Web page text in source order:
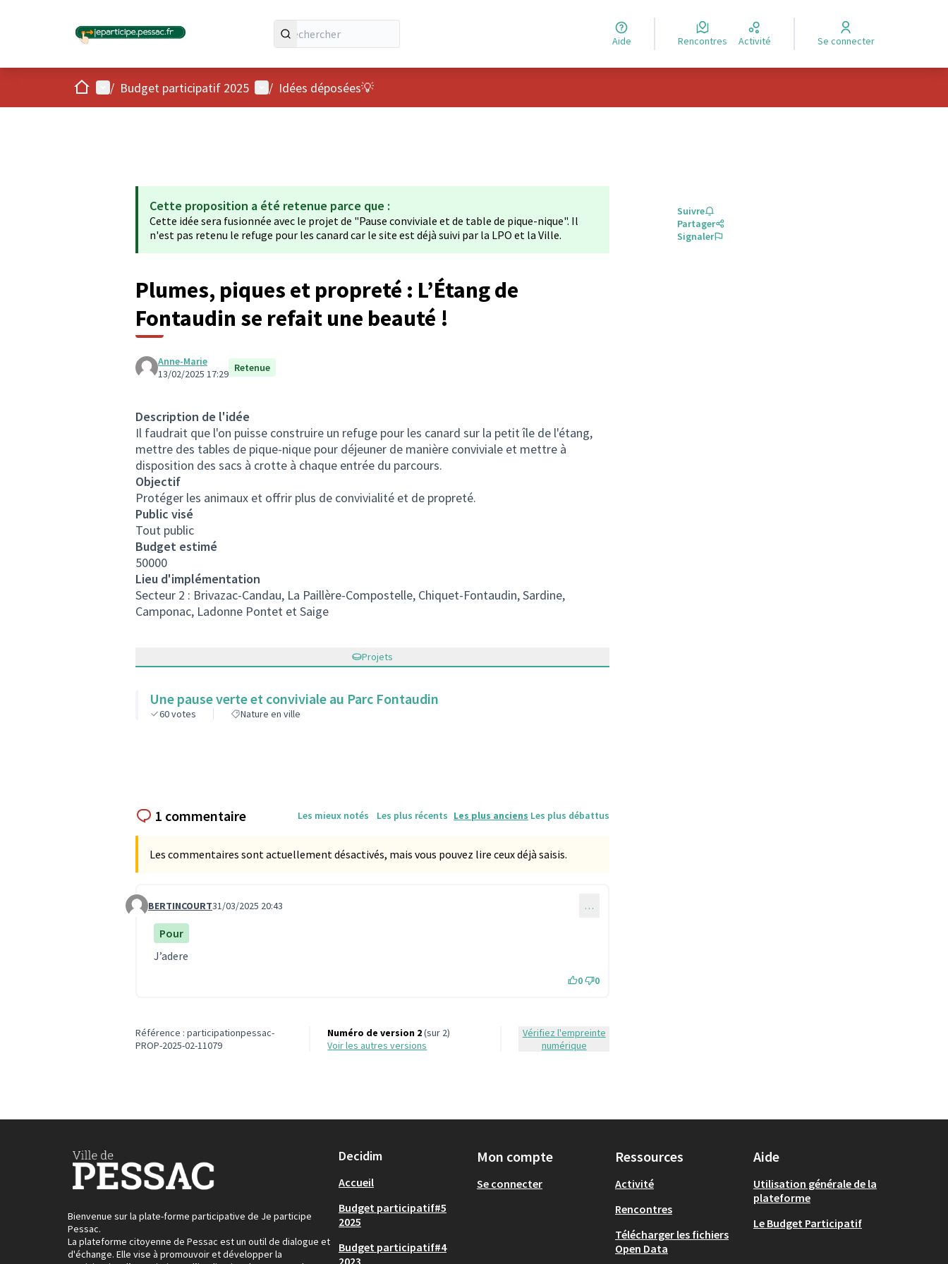
Aide Rencontres Activité Se connecter
AccueilMenu principal
/ Budget participatif 2025 Menu utilisateur
/ Idées déposées💡
Cette proposition a été retenue parce que :
Cette idée sera fusionnée avec le projet de "Pause conviviale et de table de pique-nique". Il
n'est pas retenu le refuge pour les canard car le site est déjà suivi par la LPO et la Ville.
Plumes, piques et propreté : L’Étang de
Fontaudin se refait une beauté !
Anne-Marie
13/02/2025 17:29 Retenue
Description de l'idée
Il faudrait que l'on puisse construire un refuge pour les canard sur la petit île de l'étang,
mettre des tables de pique-nique pour déjeuner de manière conviviale et mettre à
disposition des sacs à crotte à chaque entrée du parcours.
Objectif
Protéger les animaux et offrir plus de convivialité et de propreté.
Public visé
Tout public
Budget estimé
50000
Lieu d'implémentation
Secteur 2 : Brivazac-Candau, La Paillère-Compostelle, Chiquet-Fontaudin, Sardine,
Camponac, Ladonne Pontet et Saige
Projets
Une pause verte et conviviale au Parc Fontaudin
60votes Nature en ville
Suivre
Partager
Signaler
1 commentaire Les mieux notés Les plus récents Les plus anciens Les plus débattus
Les commentaires sont actuellement désactivés, mais vous pouvez lire ceux déjà saisis.
Commentaire 9665
BERTINCOURT31/03/2025 20:43 …
Pour
J’adere
0 0
Référence : participationpessac-
PROP-2025-02-11079
Numéro de version 2(sur 2)
voir les autres versions
Vérifiez l'empreinte
numérique
Bienvenue sur la plate-forme participative de Je participe
Pessac.
La plateforme citoyenne de Pessac est un outil de dialogue et
d'échange. Elle vise à promouvoir et développer la
Decidim
Accueil
Budget participatif#5
2025
Budget participatif#4
2023
Mon compte
Se connecter
Ressources
Activité
Rencontres
Télécharger les fichiers
Open Data
Aide
Utilisation générale de la
plateforme
Le Budget Participatif